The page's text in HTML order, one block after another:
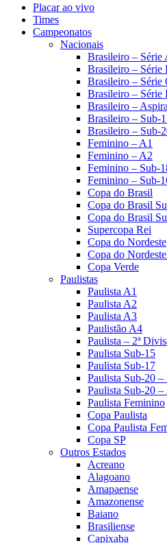
Placar ao vivo
Times
Campeonatos
Nacionais
Brasileiro – Série
Brasileiro – Série
Brasileiro – Série
Brasileiro – Série
Brasileiro –
Brasileiro – Sub-
Brasileiro – Sub-
Feminino – A1
Feminino – A2
Feminino – Sub-
Feminino – Sub-
Copa do Brasil
Copa do Brasil
Copa do Brasil
Supercopa Rei
Copa do Nordeste
Copa do
Copa Verde
Paulistas
Paulista A1
Paulista A2
Paulista A3
Paulistão A4
Paulista – 2ª
Paulista Sub-15
Paulista Sub-17
Paulista Sub-20 –
Paulista Sub-20 –
Paulista Feminino
Copa Paulista
Copa Paulista
Copa SP
Outros Estados
Acreano
Alagoano
Amapaense
Amazonense
Baiano
Brasiliense
Capixaba